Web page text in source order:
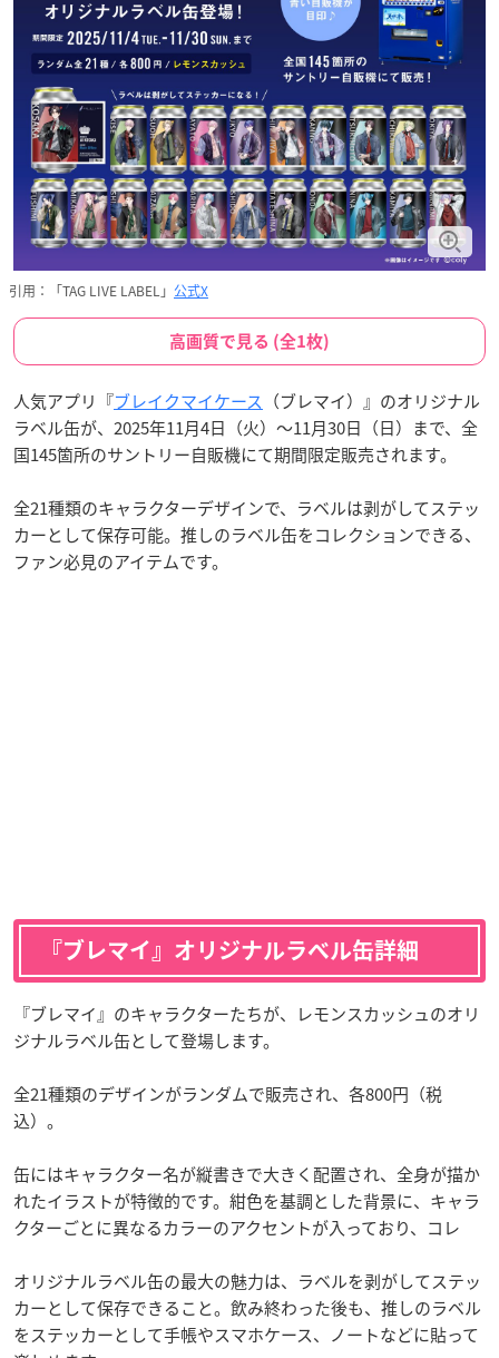
引用：「TAG LIVE LABEL」 公式X
高画質で見る (全1枚)
人気アプリ『ブレイクマイケース （ブレマイ）』のオリジナル
ラベル缶が、2025年11月4日（火）〜11月30日（日）まで、全
国145箇所のサントリー自販機にて期間限定販売されます。
全21種類のキャラクターデザインで、ラベルは剥がしてステッ
カーとして保存可能。推しのラベル缶をコレクションできる、
ファン必見のアイテムです。
『ブレマイ』オリジナルラベル缶詳細
『ブレマイ』のキャラクターたちが、レモンスカッシュのオリ
ジナルラベル缶として登場します。
全21種類のデザインがランダムで販売され、各800円（税
込）。
缶にはキャラクター名が縦書きで大きく配置され、全身が描か
れたイラストが特徴的です。紺色を基調とした背景に、キャラ
クターごとに異なるカラーのアクセントが入っており、コレ
オリジナルラベル缶の最大の魅力は、ラベルを剥がしてステッ
カーとして保存できること。飲み終わった後も、推しのラベル
をステッカーとして手帳やスマホケース、ノートなどに貼って